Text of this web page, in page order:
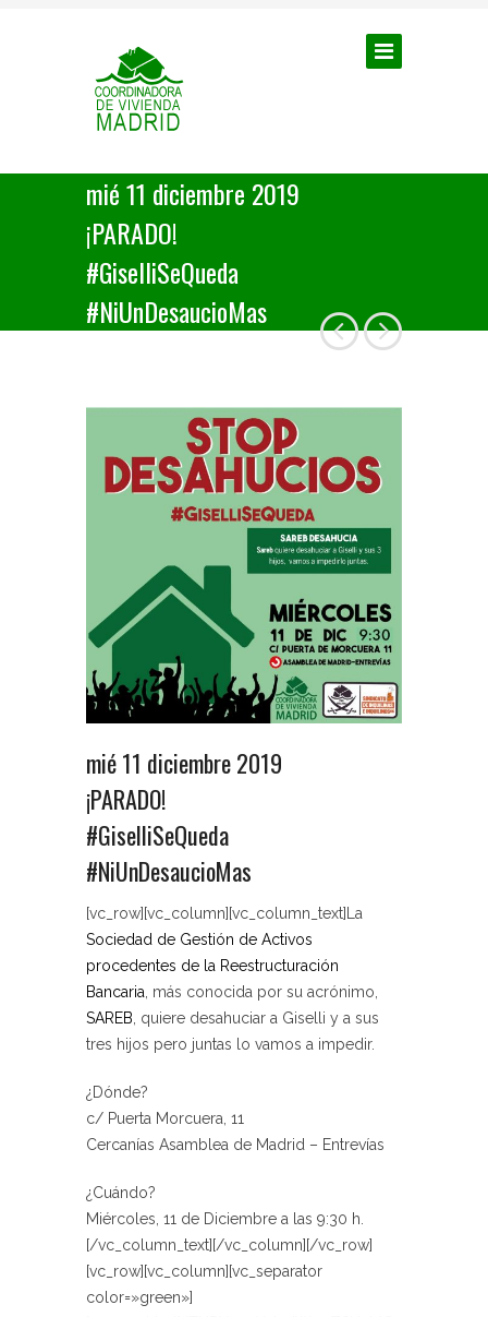
mié 11 diciembre 2019
¡PARADO!
#GiselliSeQueda
#NiUnDesaucioMas
mié 11 diciembre 2019
¡PARADO!
#GiselliSeQueda
#NiUnDesaucioMas
[vc_row][vc_column][vc_column_text]La
Sociedad de Gestión de Activos
procedentes de la Reestructuración
Bancaria , más conocida por su acrónimo,
SAREB , ​​quiere desahuciar a Giselli y a sus
tres hijos pero juntas lo vamos a impedir.
¿Dónde?
c/ Puerta Morcuera, 11
Cercanías Asamblea de Madrid – Entrevías
¿Cuándo?
Miércoles, 11 de Diciembre a las 9:30 h.
[/vc_column_text][/vc_column][/vc_row]
[vc_row][vc_column][vc_separator
color=»green»]